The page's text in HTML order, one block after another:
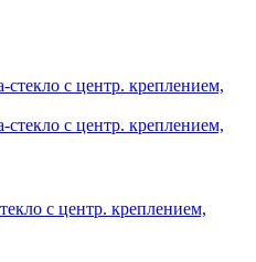
с центр. креплением,